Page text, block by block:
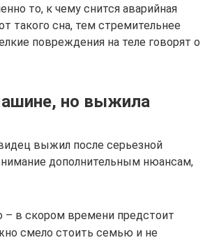
то, к чему снится аварийная
такого сна, тем стремительнее
повреждения на теле говорят о
но выжила
выжил после серьезной
дополнительным нюансам,
– в скором времени предстоит
смело стоить семью и не